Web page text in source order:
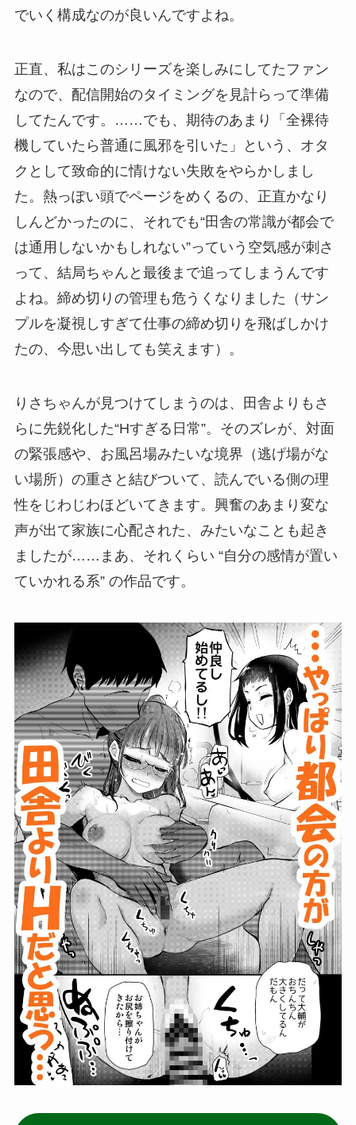
でいく構成なのが良いんですよね。
正直、私はこのシリーズを楽しみにしてたファン
なので、配信開始のタイミングを見計らって準備
してたんです。……でも、期待のあまり「全裸待
機していたら普通に風邪を引いた」という、オタ
クとして致命的に情けない失敗をやらかしまし
た。熱っぽい頭でページをめくるの、正直かなり
しんどかったのに、それでも“田舎の常識が都会で
は通用しないかもしれない”っていう空気感が刺さ
って、結局ちゃんと最後まで追ってしまうんです
よね。締め切りの管理も危うくなりました（サン
プルを凝視しすぎて仕事の締め切りを飛ばしかけ
たの、今思い出しても笑えます）。
りさちゃんが見つけてしまうのは、田舎よりもさ
らに先鋭化した“Hすぎる日常”。そのズレが、対面
の緊張感や、お風呂場みたいな境界（逃げ場がな
い場所）の重さと結びついて、読んでいる側の理
性をじわじわほどいてきます。興奮のあまり変な
声が出て家族に心配された、みたいなことも起き
ましたが……まあ、それくらい “自分の感情が置い
ていかれる系” の作品です。